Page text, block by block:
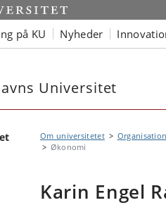
på KU Nyheder
Universitet
Om universitetet Organisation
Økonomi
Karin Engel